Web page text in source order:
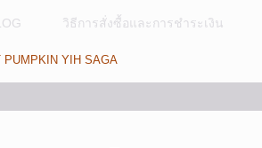
วิธีการสั่งซื้อและการชำระเงิน
PUMPKIN YIH SAGA